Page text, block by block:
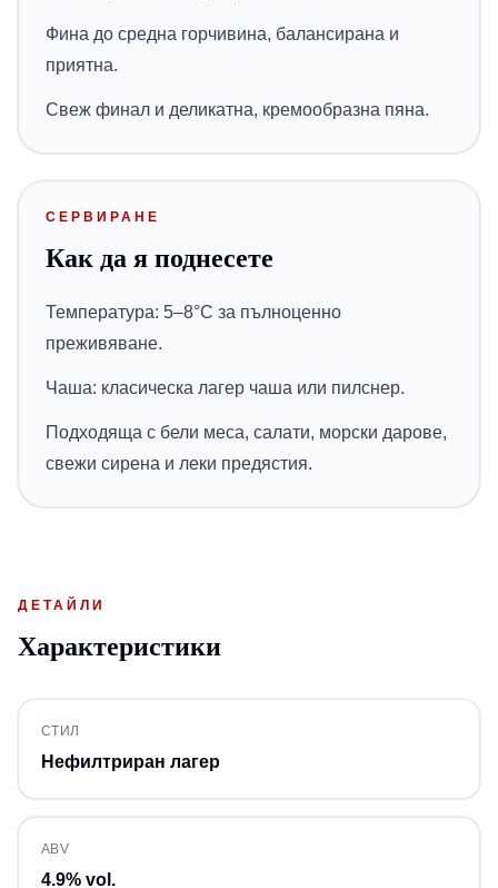
Фина до средна горчивина, балансирана и
приятна.
Свеж финал и деликатна, кремообразна пяна.
СЕРВИРАНЕ
Как да я поднесете
Температура: 5–8°C за пълноценно
преживяване.
Чаша: класическа лагер чаша или пилснер.
Подходяща с бели меса, салати, морски дарове,
свежи сирена и леки предястия.
ДЕТАЙЛИ
Характеристики
СТИЛ
Нефилтриран лагер
ABV
4.9% vol.